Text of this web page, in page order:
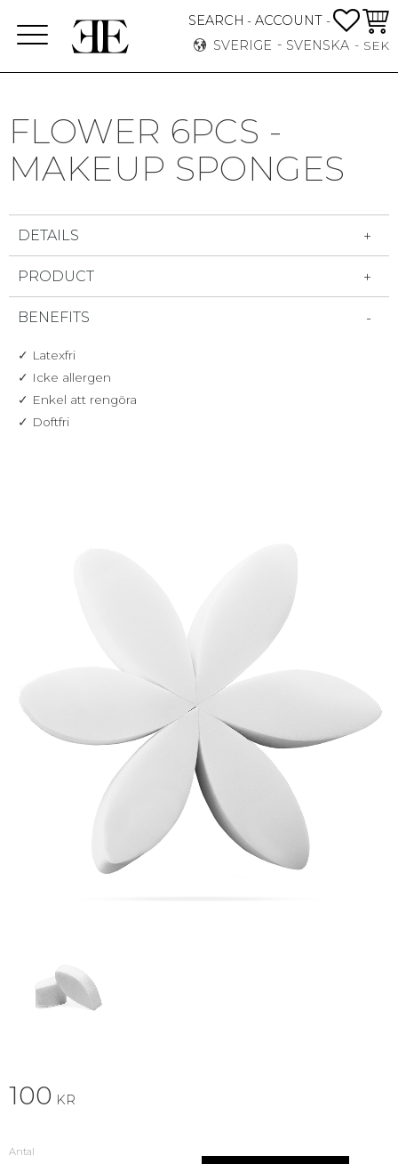
Meny
SEARCH - ACCOUNT -
SVERIGE
SVENSKA SEK
FLOWER 6PCS -
MAKEUP SPONGES
DETAILS
PRODUCT
BENEFITS
✓ Latexfri
✓ Icke allergen
✓ Enkel att rengöra
✓ Doftfri
100 KR
Antal